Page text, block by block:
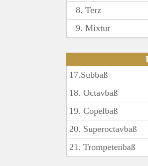
8. Terz
9. Mixtur
17.Subbaß
18. Octavbaß
19. Copelbaß
20. Superoctavbaß
21. Trompetenbaß